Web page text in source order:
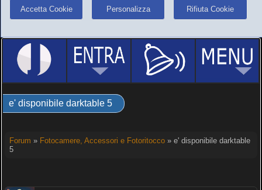
Accetta Cookie Personalizza Rifiuta Cookie
e' disponibile darktable 5
Forum » Fotocamere, Accessori e Fotoritocco» e' disponibile darktable
5